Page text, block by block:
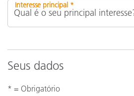
Interesse principal *
Seus dados
* = Obrigatório